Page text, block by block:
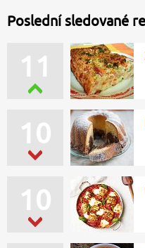
Poslední sledované
10
10
11